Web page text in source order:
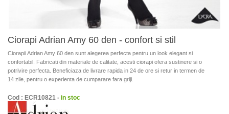
Ciorapi Adrian Amy 60 den - confort si stil
Ciorapii Adrian Amy 60 den sunt alegerea perfecta pentru un look elegant si
confortabil. Fabricati din materiale de calitate, acesti ciorapi ofera sustinere si o
potrivire perfecta. Beneficiaza de livrare rapida in 24 de ore si retur in termen de
14 zile, pentru o experienta de cumparare fara griji.
Cod : ECR10821 - in stoc